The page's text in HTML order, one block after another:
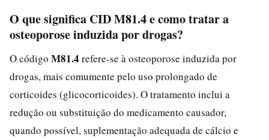
O que significa CID M81.4 e como tratar a
osteoporose induzida por drogas?
O código M81.4 refere-se à osteoporose induzida por
drogas, mais comumente pelo uso prolongado de
corticoides (glicocorticoides). O tratamento inclui a
redução ou substituição do medicamento causador,
quando possível, suplementação adequada de cálcio e